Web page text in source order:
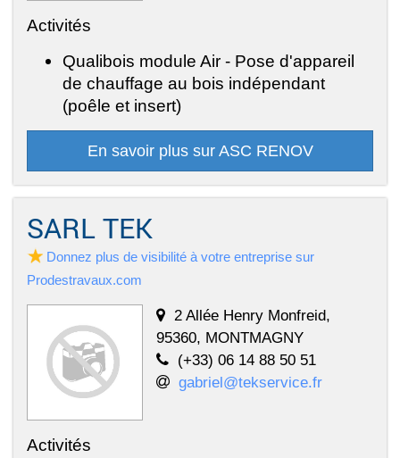
Activités
Qualibois module Air - Pose d'appareil
de chauffage au bois indépendant
(poêle et insert)
En savoir plus sur ASC RENOV
SARL TEK
Donnez plus de visibilité à votre entreprise sur
Prodestravaux.com
2 Allée Henry Monfreid,
95360, MONTMAGNY
(+33) 06 14 88 50 51
gabriel@tekservice.fr
Activités